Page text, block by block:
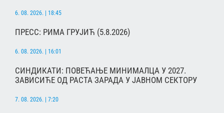
6. 08. 2026. | 18:45
ПРЕСС: РИМА ГРУЈИЋ (5.8.2026)
6. 08. 2026. | 16:01
СИНДИКАТИ: ПОВЕЋАЊЕ МИНИМАЛЦА У 2027.
ЗАВИСИЋЕ ОД РАСТА ЗАРАДА У ЈАВНОМ СЕКТОРУ
7. 08. 2026. | 7:20